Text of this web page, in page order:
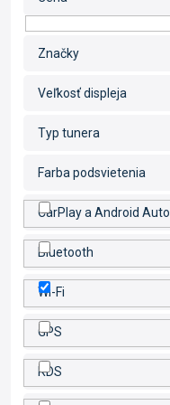
Značky
Veľkosť displeja
Typ tunera
Farba podsvietenia
CarPlay a Android Auto
Bluetooth
Wi-Fi
GPS
RDS